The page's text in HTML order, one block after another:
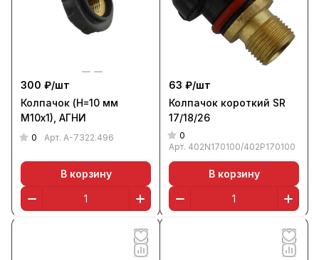
300 ₽/шт
Колпачок (Н=10 мм
М10х1), АГНИ
0 Арт. А-7322.496
В корзину
63 ₽/шт
Колпачок короткий SR
17/18/26
0
Арт. 402N170100/402P170100
В корзину